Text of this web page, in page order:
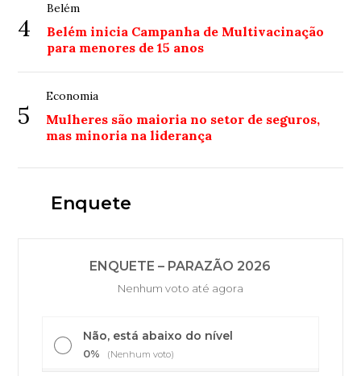
4
Belém
Belém inicia Campanha de Multivacinação
para menores de 15 anos
5
Economia
Mulheres são maioria no setor de seguros,
mas minoria na liderança
Enquete
ENQUETE – PARAZÃO 2026
Nenhum voto até agora
Não, está abaixo do nível
0% (Nenhum voto)